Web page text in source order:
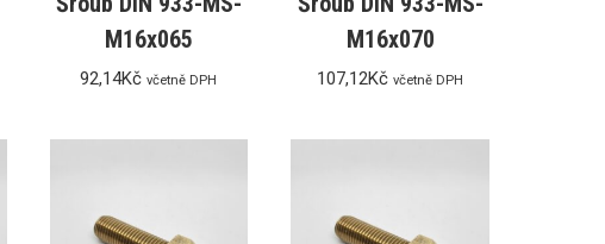
M16x065
92,14Kč včetně DPH
M16x070
107,12Kč včetně DPH